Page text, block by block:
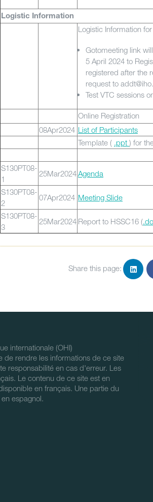
Logistic Information
Logistic Information
Gotomeeting link
5 April 2024 to
registered after the
request to
Test VTC sessions
Online Registration
08Apr2024 List of Participants
Template ( .ppt ) for
S130PT08-
1
25Mar2024Agenda
S130PT08-
2
07Apr2024 Meeting Slide
S130PT08-
3
25Mar2024 Report to HSSC16 (
Share this page:
internationale (OHI)
de rendre les informations de ce site
responsabilité en cas d'erreur. Les
Le contenu de ce site est en
en français. Une partie du
espagnol.